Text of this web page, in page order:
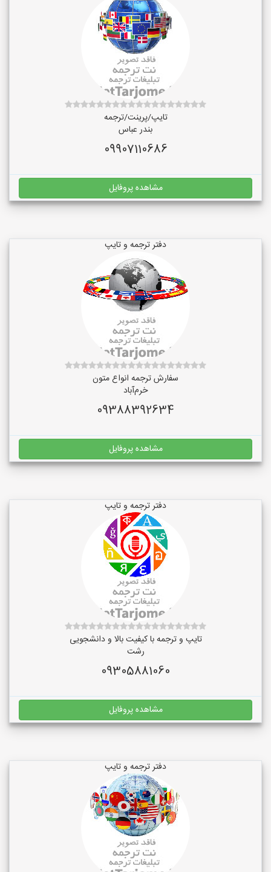
تایپ/پرینت/ترجمه
بندر عباس
09907110686
مشاهده پروفایل
دفتر ترجمه و تایپ
سفارش ترجمه انواع متون
خرم‌آباد
09388392634
مشاهده پروفایل
دفتر ترجمه و تایپ
تایپ و ترجمه با کیفیت بالا و دانشجویی
رشت
09305881060
مشاهده پروفایل
دفتر ترجمه و تایپ